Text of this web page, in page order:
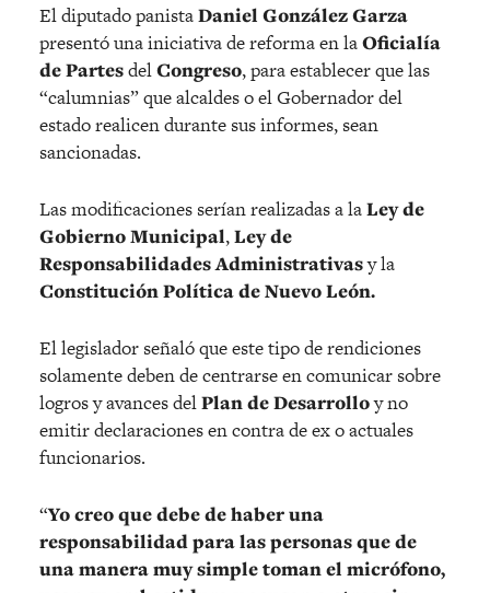
El diputado panistaDaniel González Garza
presentó una iniciativa de reforma en laOficialía
de PartesdelCongreso, para establecer que las
“calumnias” que alcaldes o el Gobernador del
estado realicen durante sus informes, sean
sancionadas.
Las modificaciones serían realizadas a laLey de
Gobierno Municipal,Ley de
Responsabilidades Administrativasy la
Constitución Política de Nuevo León.
El legislador señaló que este tipo de rendiciones
solamente deben de centrarse en comunicar sobre
logros y avances delPlan de Desarrolloy no
emitir declaraciones en contra de ex o actuales
funcionarios.
“Yo creo que debe de haber una
responsabilidad para las personas que de
una manera muy simple toman el micrófono,